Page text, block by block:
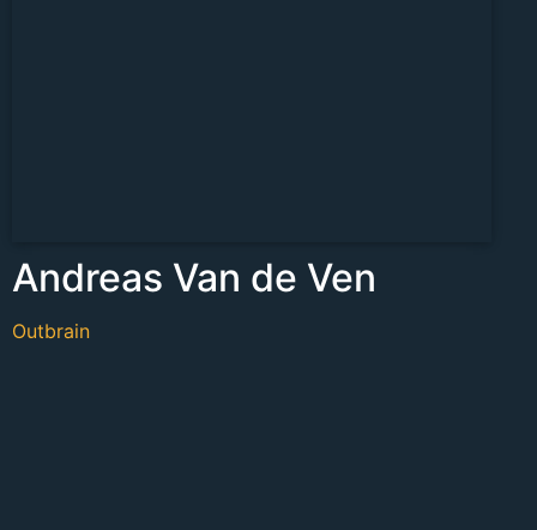
Andreas Van de Ven
Outbrain